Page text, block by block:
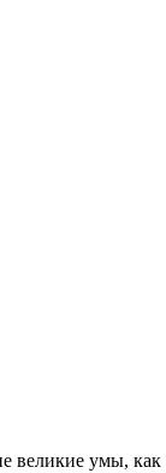
великие умы,